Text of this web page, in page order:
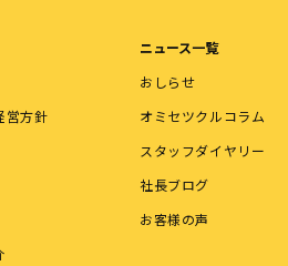
営方針
ニュース一覧
おしらせ
オミセツクルコラム
スタッフダイヤリー
社長ブログ
お客様の声